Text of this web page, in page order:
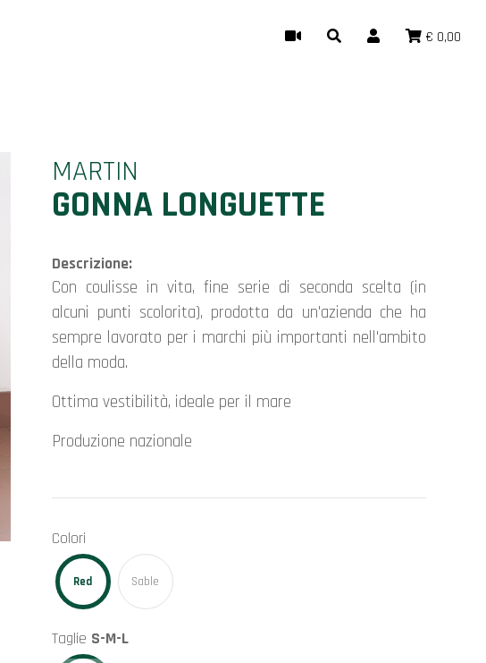
€ 0,00
MARTIN
GONNA LONGUETTE
Descrizione:
con coulisse in vita, fine serie di seconda scelta (in
alcuni punti scolorita), prodotta da un'azienda che ha
sempre lavorato per i marchi più importanti nell'ambito
della moda.
Ottima vestibilità, ideale per il mare
Produzione nazionale
Colori
Red Sable
Taglie S-M-L